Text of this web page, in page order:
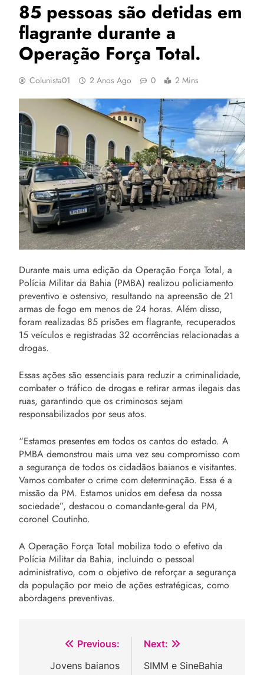
85 pessoas são detidas em
flagrante durante a
Operação Força Total.
Colunista01 2 Anos Ago 0 2 Mins
Durante mais uma edição da Operação Força Total, a
Polícia Militar da Bahia (PMBA) realizou policiamento
preventivo e ostensivo, resultando na apreensão de 21
armas de fogo em menos de 24 horas. Além disso,
foram realizadas 85 prisões em flagrante, recuperados
15 veículos e registradas 32 ocorrências relacionadas a
drogas.
Essas ações são essenciais para reduzir a criminalidade,
combater o tráfico de drogas e retirar armas ilegais das
ruas, garantindo que os criminosos sejam
responsabilizados por seus atos.
“Estamos presentes em todos os cantos do estado. A
PMBA demonstrou mais uma vez seu compromisso com
a segurança de todos os cidadãos baianos e visitantes.
Vamos combater o crime com determinação. Essa é a
missão da PM. Estamos unidos em defesa da nossa
sociedade”, destacou o comandante-geral da PM,
coronel Coutinho.
A Operação Força Total mobiliza todo o efetivo da
Polícia Militar da Bahia, incluindo o pessoal
administrativo, com o objetivo de reforçar a segurança
da população por meio de ações estratégicas, como
abordagens preventivas.
Navegação
Previous:
Jovens baianos
Next:
SIMM e SineBahia